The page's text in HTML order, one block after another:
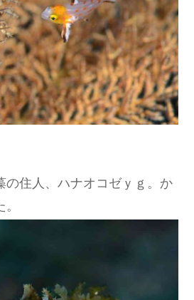
の住人、ハナオコゼｙｇ。か